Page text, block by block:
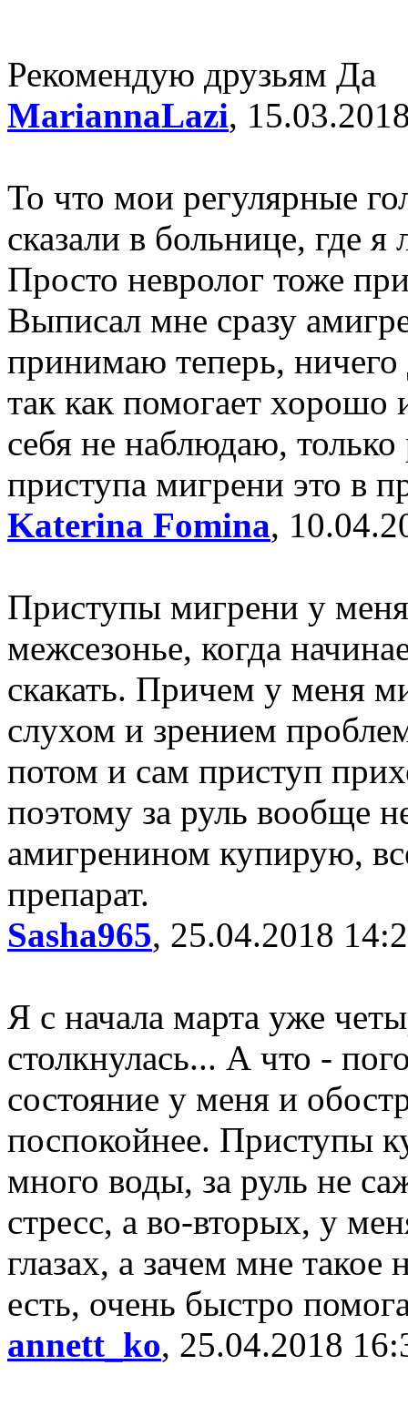
Рекомендую друзьям Да
MariannaLazi,
То что мои регулярные
сказали в больнице, где
Просто невролог тоже
Выписал мне сразу
принимаю теперь, ничего
так как помогает
себя не наблюдаю, только
приступа мигрени это в
Katerina Fomina,
Приступы мигрени у
межсезонье, когда
скакать. Причем у меня
слухом и зрением
потом и сам приступ
поэтому за руль вообще
амигренином купирую,
препарат.
Sasha965, 25.04.2018
Я с начала марта уже
столкнулась... А что -
состояние у меня и
поспокойнее. Приступы
много воды, за руль не
стресс, а во-вторых, у
глазах, а зачем мне
есть, очень быстро
annett_ko, 25.04.2018